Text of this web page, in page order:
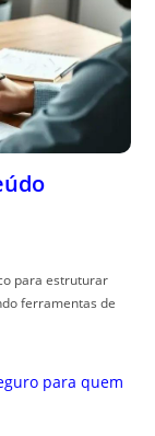
para estruturar
ferramentas de